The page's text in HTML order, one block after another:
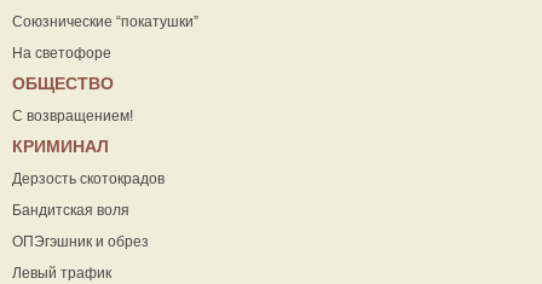
Союзнические “покатушки”
На светофоре
ОБЩЕСТВО
С возвращением!
КРИМИНАЛ
Дерзость скотокрадов
Бандитская воля
ОПЭгэшник и обрез
Левый трафик